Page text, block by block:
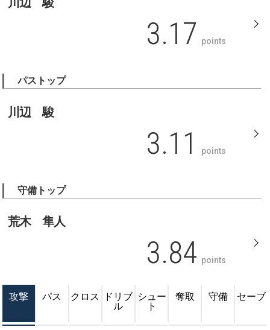
3.17 points
パストップ
川辺 駿
3.11 points
守備トップ
荒木 隼人
3.84 points
攻撃 パス クロス
ドリブ
ル
シュー
ト
奪取 守備 セーブ